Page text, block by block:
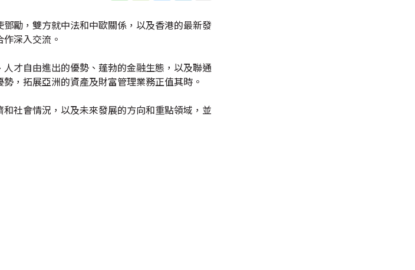
勵，雙方就中法和中歐關係，以及香港的最新發
深入交流。
才自由進出的優勢、蓬勃的金融生態，以及聯通
，拓展亞洲的資產及財富管理業務正值其時。
社會情況，以及未來發展的方向和重點領域，並